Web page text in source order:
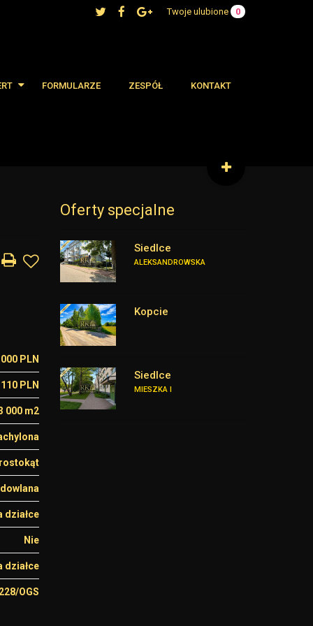
Twoje ulubione 0
FORMULARZE ZESPÓŁ KONTAKT
PLN
110 PLN
000 m2
działce
Nie
działce
OGS
Oferty specjalne
Siedlce
ALEKSANDROWSKA
Kopcie
Siedlce
MIESZKA I